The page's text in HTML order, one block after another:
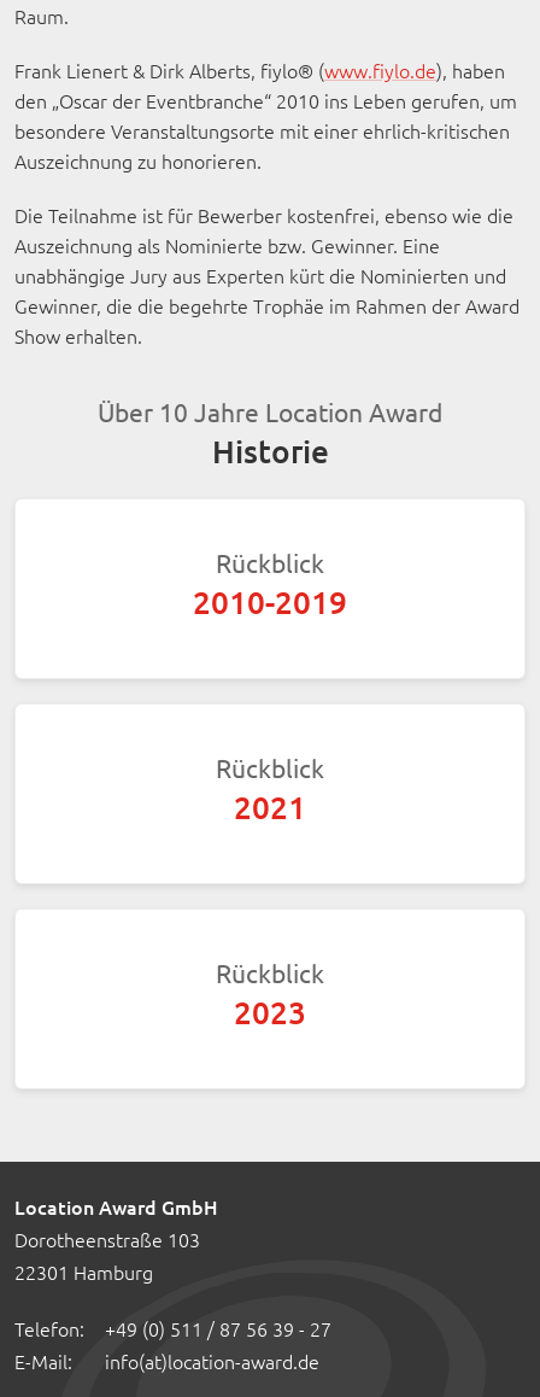
Raum.
Frank Lienert & Dirk Alberts, fiylo® (www.fiylo.de), haben
den „Oscar der Eventbranche“ 2010 ins Leben gerufen, um
besondere Veranstaltungsorte mit einer ehrlich-kritischen
Auszeichnung zu honorieren.
Die Teilnahme ist für Bewerber kostenfrei, ebenso wie die
Auszeichnung als Nominierte bzw. Gewinner. Eine
unabhängige Jury aus Experten kürt die Nominierten und
Gewinner, die die begehrte Trophäe im Rahmen der Award
Show erhalten.
Über 10 Jahre Location Award
Historie
Rückblick
2010-2019
Rückblick
2021
Rückblick
2023
Location Award GmbH
Dorotheenstraße 103
22301 Hamburg
Telefon:
+49 (0) 511 / 87 56 39 - 27
E-Mail:
info(at)location-award.de